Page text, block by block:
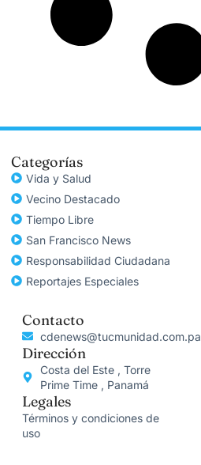
Categorías
Vida y Salud
Vecino Destacado
Tiempo Libre
San Francisco News
Responsabilidad Ciudadana
Reportajes Especiales
Contacto
cdenews@tucmunidad.com.pa
Dirección
Costa del Este , Torre
Prime Time , Panamá
Legales
Términos y condiciones de
uso